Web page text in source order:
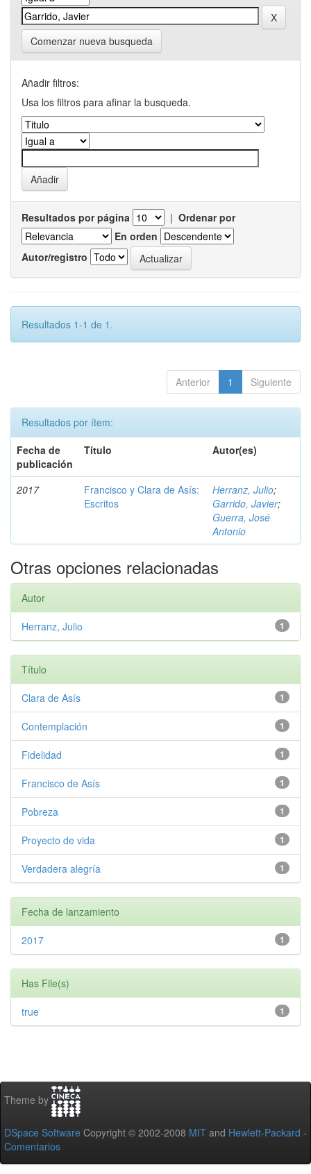
Comenzar nueva busqueda
Añadir filtros:
Usa los filtros para afinar la busqueda.
Resultados por página | Ordenar por
En orden
Autor/registro
Resultados 1-1 de 1.
Anterior 1 Siguiente
Resultados por ítem:
Fecha de
publicación
Título Autor(es)
2017
Francisco y Clara de Asís:
Escritos
Herranz, Julio;
Garrido, Javier;
Guerra, José
Antonio
Otras opciones relacionadas
Autor
1
Herranz, Julio
Título
1
Clara de Asís
1
Contemplación
1
Fidelidad
1
Francisco de Asís
1
Pobreza
1
Proyecto de vida
1
Verdadera alegría
Fecha de lanzamiento
1
2017
Has File(s)
1
true
Theme by
DSpace Software Copyright © 2002-2008 MIT and Hewlett-Packard -
Comentarios